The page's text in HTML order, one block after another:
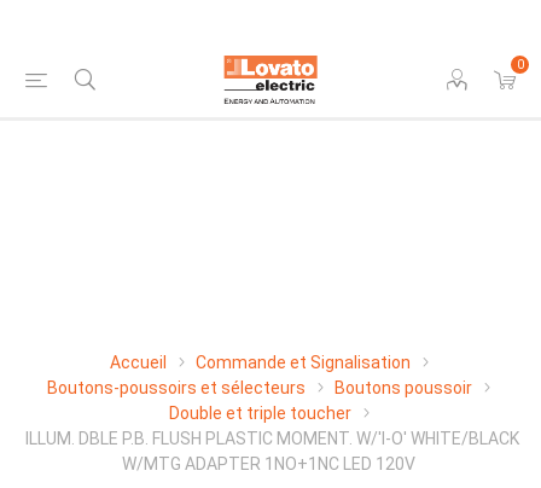
0
Accueil
Commande et Signalisation
Boutons-poussoirs et sélecteurs
Boutons poussoir
Double et triple toucher
ILLUM. DBLE P.B. FLUSH PLASTIC MOMENT. W/'I-O' WHITE/BLACK
W/MTG ADAPTER 1NO+1NC LED 120V